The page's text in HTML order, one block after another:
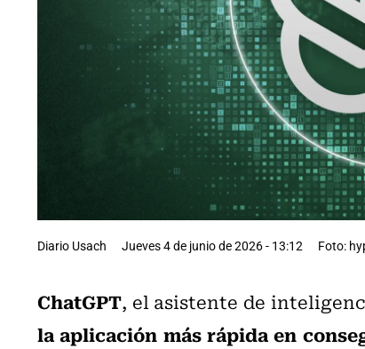
Diario Usach Jueves 4 de junio de 2026 - 13:12 Foto:
ChatGPT, el asistente de
la aplicación más rápida en